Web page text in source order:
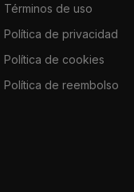
Términos de uso
Política de privacidad
Política de cookies
Política de reembolso